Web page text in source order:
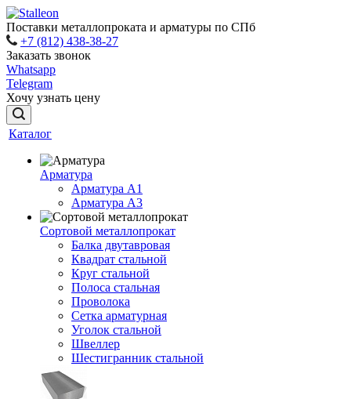
Поставки металлопроката и арматуры по СПб
+7 (812) 438-38-27
Заказать звонок
Whatsapp
Telegram
Хочу узнать цену
Каталог
Арматура
Арматура A1
Арматура А3
Сортовой металлопрокат
Балка двутавровая
Квадрат стальной
Круг стальной
Полоса стальная
Проволока
Сетка арматурная
Уголок стальной
Швеллер
Шестигранник стальной